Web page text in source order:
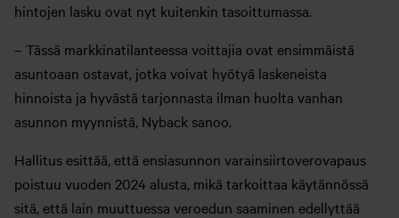
hintojen lasku ovat nyt kuitenkin tasoittumassa.
– Tässä markkinatilanteessa voittajia ovat ensimmäistä
asuntoaan ostavat, jotka voivat hyötyä laskeneista
hinnoista ja hyvästä tarjonnasta ilman huolta vanhan
asunnon myynnistä, Nyback sanoo.
Hallitus esittää, että ensiasunnon varainsiirtoverovapaus
poistuu vuoden 2024 alusta, mikä tarkoittaa käytännössä
sitä, että lain muuttuessa veroedun saaminen edellyttää